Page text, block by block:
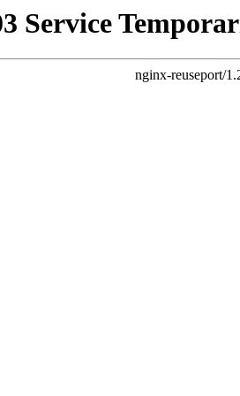
Service
nginx-reuseport/